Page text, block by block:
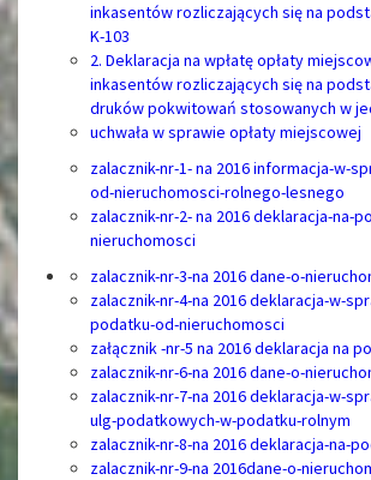
inkasentów rozliczających się na
K-103
2. Deklaracja na wpłatę opłaty
inkasentów rozliczających się na
druków pokwitowań stosowanych w
uchwała w sprawie opłaty miejscowej
zalacznik-nr-1- na 2016 informacja-w-
od-nieruchomosci-rolnego-lesnego
zalacznik-nr-2- na 2016 deklaracja-na-
nieruchomosci
zalacznik-nr-3-na 2016 dane-o-
zalacznik-nr-4-na 2016 deklaracja-w-
podatku-od-nieruchomosci
załącznik -nr-5 na 2016 deklaracja na
zalacznik-nr-6-na 2016 dane-o-
zalacznik-nr-7-na 2016 deklaracja-w-
ulg-podatkowych-w-podatku-rolnym
zalacznik-nr-8-na 2016 deklaracja-na-
zalacznik-nr-9-na 2016dane-o-